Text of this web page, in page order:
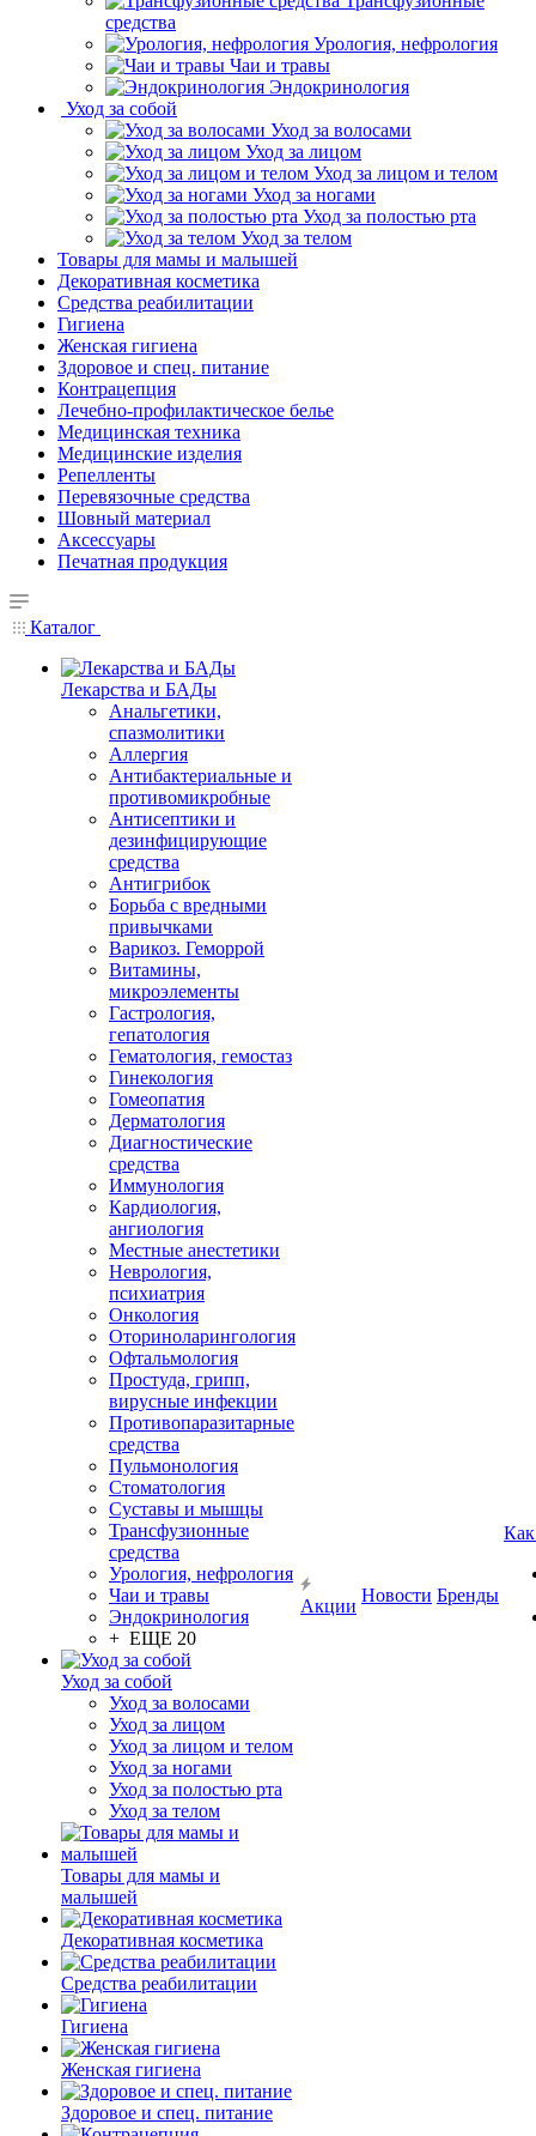
средства
Урология, нефрология
Чаи и травы
Эндокринология
Уход за собой
Уход за волосами
Уход за лицом
Уход за лицом и телом
Уход за ногами
Уход за полостью рта
Уход за телом
Товары для мамы и малышей
Декоративная косметика
Средства реабилитации
Гигиена
Женская гигиена
Здоровое и спец. питание
Контрацепция
Лечебно-профилактическое белье
Медицинская техника
Медицинские изделия
Репелленты
Перевязочные средства
Шовный материал
Аксессуары
Печатная продукция
Каталог
Лекарства и БАДы
Анальгетики,
спазмолитики
Аллергия
Антибактериальные и
противомикробные
Антисептики и
дезинфицирующие
средства
Антигрибок
Борьба с вредными
привычками
Варикоз. Геморрой
Витамины,
микроэлементы
Гастрология,
гепатология
Гематология, гемостаз
Гинекология
Гомеопатия
Дерматология
Диагностические
средства
Иммунология
Кардиология,
ангиология
Местные анестетики
Неврология,
психиатрия
Онкология
Оториноларингология
Офтальмология
Простуда, грипп,
вирусные инфекции
Противопаразитарные
средства
Пульмонология
Стоматология
Суставы и мышцы
Трансфузионные
средства
Урология, нефрология
Чаи и травы
Эндокринология
+ ЕЩЕ 20
Уход за собой
Уход за волосами
Уход за лицом
Уход за лицом и телом
Уход за ногами
Уход за полостью рта
Уход за телом
Товары для мамы и
малышей
Декоративная косметика
Средства реабилитации
Гигиена
Женская гигиена
Здоровое и спец. питание
Акции
Новости Бренды